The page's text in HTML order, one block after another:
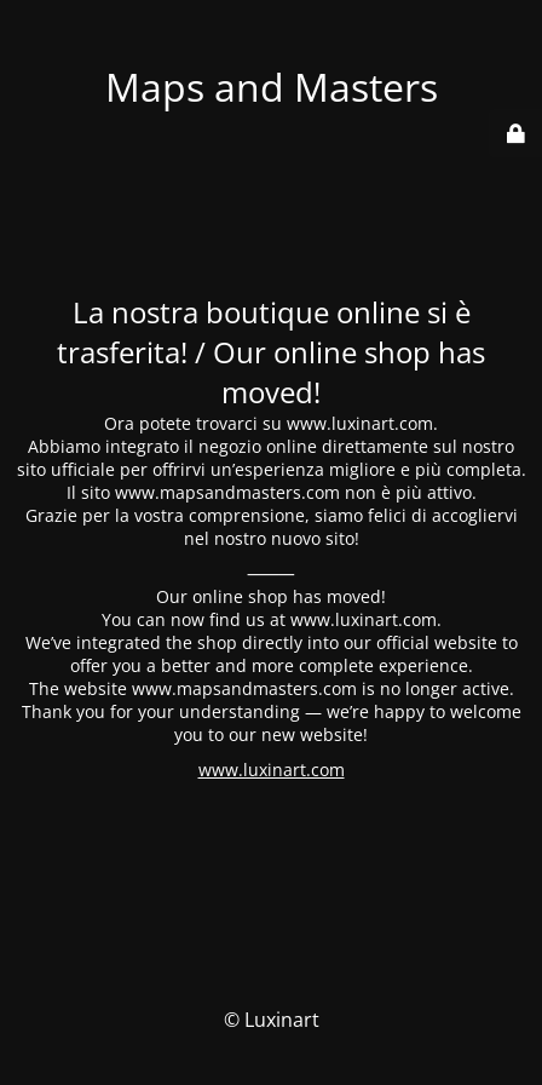
Maps and Masters
La nostra boutique online si è
trasferita! / Our online shop has
moved!
Ora potete trovarci su www.luxinart.com.
Abbiamo integrato il negozio online direttamente sul nostro
sito ufficiale per offrirvi un’esperienza migliore e più completa.
Il sito www.mapsandmasters.com non è più attivo.
Grazie per la vostra comprensione, siamo felici di accogliervi
nel nostro nuovo sito!
⸻
Our online shop has moved!
You can now find us at www.luxinart.com.
We’ve integrated the shop directly into our official website to
offer you a better and more complete experience.
The website www.mapsandmasters.com is no longer active.
Thank you for your understanding — we’re happy to welcome
you to our new website!
www.luxinart.com
© Luxinart